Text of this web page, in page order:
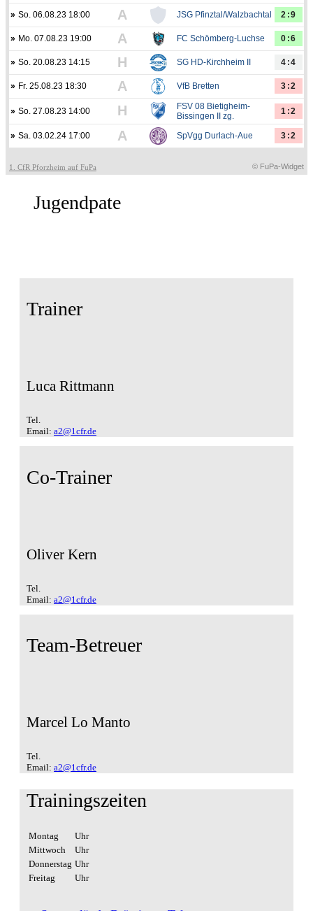
» So. 06.08.23 18:00 A JSG Pfinztal/Walzbachtal 2:9
» Mo. 07.08.23 19:00 A FC Schömberg-Luchse 0:6
» So. 20.08.23 14:15 H SG HD-Kirchheim II 4:4
» Fr. 25.08.23 18:30 A VfB Bretten 3:2
» So. 27.08.23 14:00 H
FSV 08 Bietigheim-
Bissingen II zg.
1:2
» Sa. 03.02.24 17:00 A SpVgg Durlach-Aue 3:2
© FuPa-Widget
1. CfR Pforzheim auf FuPa
Jugendpate
Trainer
Luca Rittmann
Tel.
Email: a2@1cfr.de
Co-Trainer
Oliver Kern
Tel.
Email: a2@1cfr.de
Team-Betreuer
Marcel Lo Manto
Tel.
Email: a2@1cfr.de
Trainingszeiten
Montag
Uhr
Mittwoch
Uhr
Donnerstag Uhr
Freitag
Uhr